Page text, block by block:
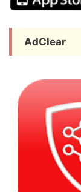
AdClear